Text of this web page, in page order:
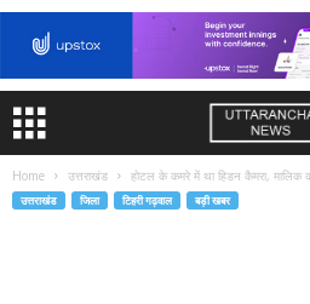
Home उत्तराखंड होटल के कमरे में था हिडन कैमरा, मालिक
उत्तराखंड जिला टिहरी गढ़वाल बड़ी खबर